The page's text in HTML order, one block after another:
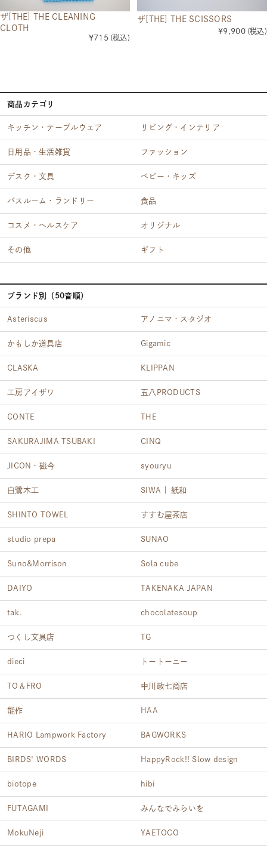
ザ[THE] THE CLEANING
CLOTH
¥715 (税込)
ザ[THE] THE SCISSORS
¥9,900 (税込)
商品カテゴリ
キッチン・テーブルウェア リビング・インテリア
日用品・生活雑貨 ファッション
デスク・文具 ベビー・キッズ
バスルーム・ランドリー 食品
コスメ・ヘルスケア オリジナル
その他 ギフト
ブランド別（50音順）
Asteriscus アノニマ・スタジオ
かもしか道具店 Gigamic
CLASKA KLIPPAN
工房アイザワ 五八PRODUCTS
CONTE THE
SAKURAJIMA TSUBAKI CINQ
JICON・磁今 syouryu
白鷺木工 SIWA | 紙和
SHINTO TOWEL すすむ屋茶店
studio prepa SUNAO
Suno&Morrison Sola cube
DAIYO TAKENAKA JAPAN
tak. chocolatesoup
つくし文具店 TG
dieci トートーニー
TO＆FRO 中川政七商店
能作 HAA
HARIO Lampwork Factory BAGWORKS
BIRDS' WORDS HappyRock!! Slow design
biotope hibi
FUTAGAMI みんなでみらいを
MokuNeji YAETOCO